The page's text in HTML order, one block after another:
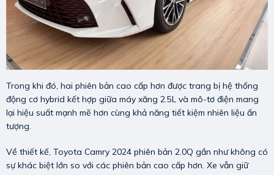
Trong khi đó, hai phiên bản cao cấp hơn được trang bị hệ thống
động cơ hybrid kết hợp giữa máy xăng 2.5L và mô-tơ điện mang
lại hiệu suất mạnh mẽ hơn cùng khả năng tiết kiệm nhiên liệu ấn
tượng.
Về thiết kế, Toyota Camry 2024 phiên bản 2.0Q gần như không có
sự khác biệt lớn so với các phiên bản cao cấp hơn. Xe vẫn giữ